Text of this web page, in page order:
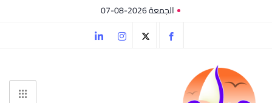
الجمعة 2026-08-07